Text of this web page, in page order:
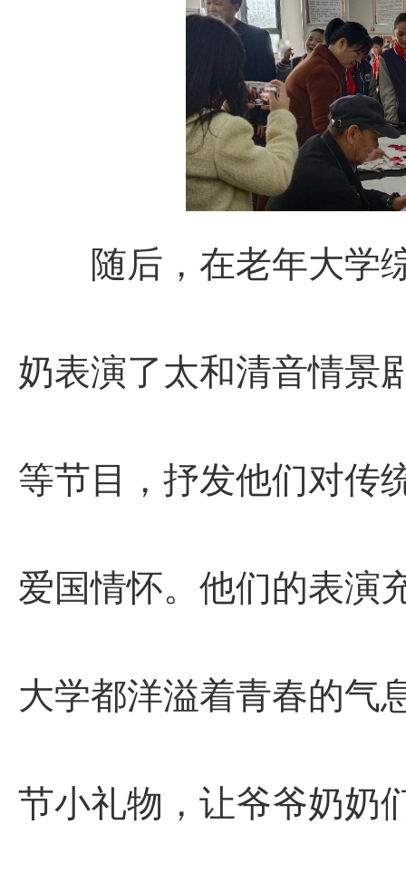
随后，在老年大学综
奶表演了太和清音情景
等节目，抒发他们对传
爱国情怀。他们的表演
大学都洋溢着青春的气
节小礼物，让爷爷奶奶